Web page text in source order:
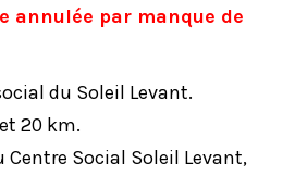
annulée par manque de
du Soleil Levant.
20 km.
Centre Social Soleil Levant,